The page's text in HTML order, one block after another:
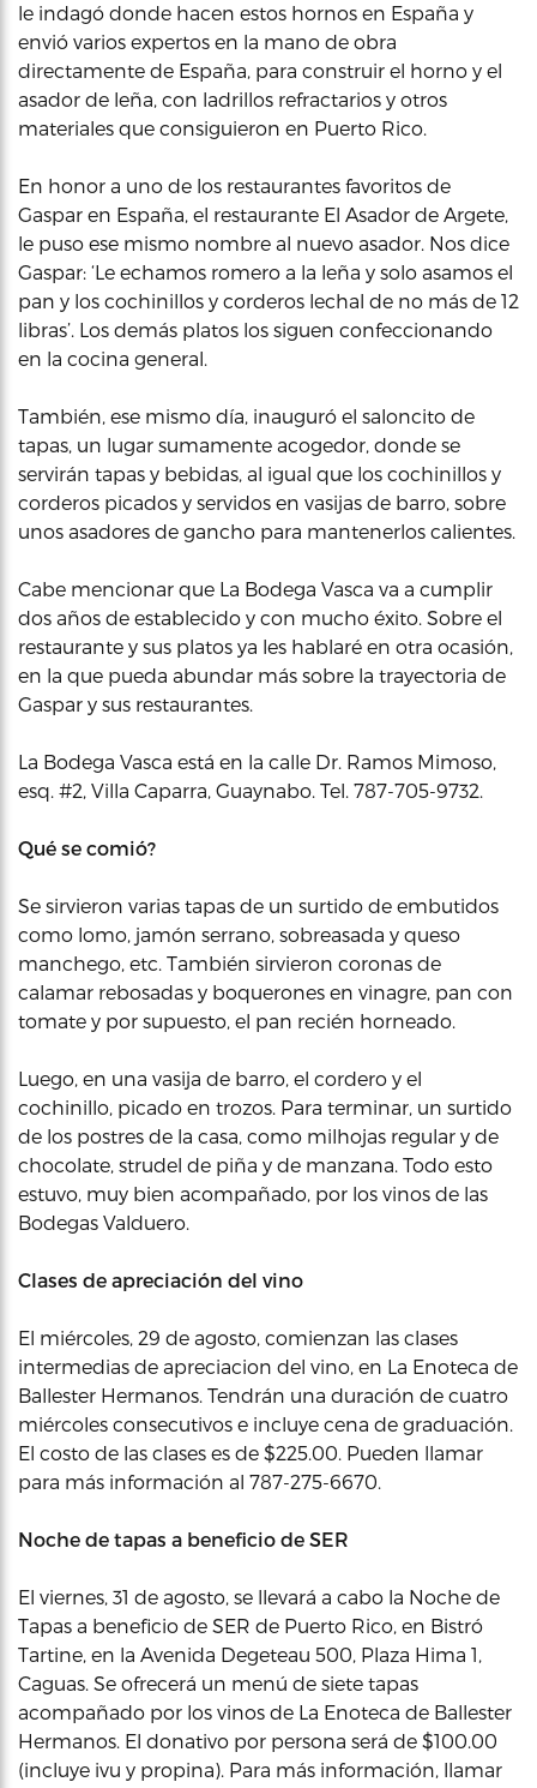
le indagó donde hacen estos hornos en España y
envió varios expertos en la mano de obra
directamente de España, para construir el horno y el
asador de leña, con ladrillos refractarios y otros
materiales que consiguieron en Puerto Rico.
En honor a uno de los restaurantes favoritos de
Gaspar en España, el restaurante El Asador de Argete,
le puso ese mismo nombre al nuevo asador. Nos dice
Gaspar: ‘Le echamos romero a la leña y solo asamos el
pan y los cochinillos y corderos lechal de no más de 12
libras’. Los demás platos los siguen confeccionando
en la cocina general.
También, ese mismo día, inauguró el saloncito de
tapas, un lugar sumamente acogedor, donde se
servirán tapas y bebidas, al igual que los cochinillos y
corderos picados y servidos en vasijas de barro, sobre
unos asadores de gancho para mantenerlos calientes.
Cabe mencionar que La Bodega Vasca va a cumplir
dos años de establecido y con mucho éxito. Sobre el
restaurante y sus platos ya les hablaré en otra ocasión,
en la que pueda abundar más sobre la trayectoria de
Gaspar y sus restaurantes.
La Bodega Vasca está en la calle Dr. Ramos Mimoso,
esq. #2, Villa Caparra, Guaynabo. Tel. 787-705-9732.
Qué se comió?
Se sirvieron varias tapas de un surtido de embutidos
como lomo, jamón serrano, sobreasada y queso
manchego, etc. También sirvieron coronas de
calamar rebosadas y boquerones en vinagre, pan con
tomate y por supuesto, el pan recién horneado.
Luego, en una vasija de barro, el cordero y el
cochinillo, picado en trozos. Para terminar, un surtido
de los postres de la casa, como milhojas regular y de
chocolate, strudel de piña y de manzana. Todo esto
estuvo, muy bien acompañado, por los vinos de las
Bodegas Valduero.
Clases de apreciación del vino
El miércoles, 29 de agosto, comienzan las clases
intermedias de apreciacion del vino, en La Enoteca de
Ballester Hermanos. Tendrán una duración de cuatro
miércoles consecutivos e incluye cena de graduación.
El costo de las clases es de $225.00. Pueden llamar
para más información al 787-275-6670.
Noche de tapas a beneficio de SER
El viernes, 31 de agosto, se llevará a cabo la Noche de
Tapas a beneficio de SER de Puerto Rico, en Bistró
Tartine, en la Avenida Degeteau 500, Plaza Hima 1,
Caguas. Se ofrecerá un menú de siete tapas
acompañado por los vinos de La Enoteca de Ballester
Hermanos. El donativo por persona será de $100.00
(incluye ivu y propina). Para más información, llamar